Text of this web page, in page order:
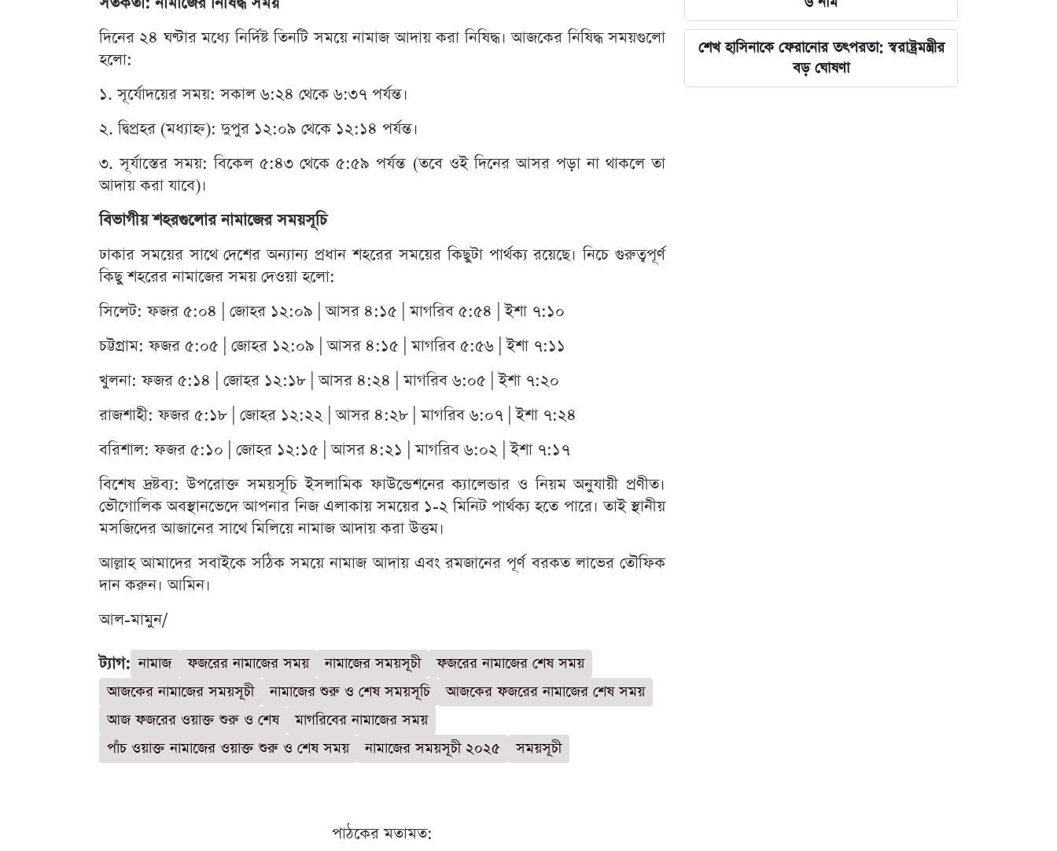
দিনের ২৪ ঘণ্টার মধ্যে নির্দিষ্ট তিনটি সময়ে নামাজ আদায় করা নিষিদ্ধ। আজকের নিষিদ্ধ সময়গুলো
হলো:
১. সূর্যোদয়ের সময়: সকাল ৬:২৪ থেকে ৬:৩৭ পর্যন্ত।
২. দ্বিপ্রহর (মধ্যাহ্ন): দুপুর ১২:০৯ থেকে ১২:১৪ পর্যন্ত।
৩. সূর্যাস্তের সময়: বিকেল ৫:৪৩ থেকে ৫:৫৯ পর্যন্ত (তবে ওই দিনের আসর পড়া না থাকলে তা
আদায় করা যাবে)।
বিভাগীয় শহরগুলোর নামাজের সময়সূচি
ঢাকার সময়ের সাথে দেশের অন্যান্য প্রধান শহরের সময়ের কিছুটা পার্থক্য রয়েছে। নিচে গুরুত্বপূর্ণ
কিছু শহরের নামাজের সময় দেওয়া হলো:
সিলেট: ফজর ৫:০৪ | জোহর ১২:০৯ | আসর ৪:১৫ | মাগরিব ৫:৫৪ | ইশা ৭:১০
চট্টগ্রাম: ফজর ৫:০৫ | জোহর ১২:০৯ | আসর ৪:১৫ | মাগরিব ৫:৫৬ | ইশা ৭:১১
খুলনা: ফজর ৫:১৪ | জোহর ১২:১৮ | আসর ৪:২৪ | মাগরিব ৬:০৫ | ইশা ৭:২০
রাজশাহী: ফজর ৫:১৮ | জোহর ১২:২২ | আসর ৪:২৮ | মাগরিব ৬:০৭ | ইশা ৭:২৪
বরিশাল: ফজর ৫:১০ | জোহর ১২:১৫ | আসর ৪:২১ | মাগরিব ৬:০২ | ইশা ৭:১৭
বিশেষ দ্রষ্টব্য: উপরোক্ত সময়সূচি ইসলামিক ফাউন্ডেশনের ক্যালেন্ডার ও নিয়ম অনুযায়ী প্রণীত।
ভৌগোলিক অবস্থানভেদে আপনার নিজ এলাকায় সময়ের ১-২ মিনিট পার্থক্য হতে পারে। তাই স্থানীয়
মসজিদের আজানের সাথে মিলিয়ে নামাজ আদায় করা উত্তম।
আল্লাহ আমাদের সবাইকে সঠিক সময়ে নামাজ আদায় এবং রমজানের পূর্ণ বরকত লাভের তৌফিক
দান করুন। আমিন।
আল-মামুন/
ট্যাগ: নামাজ ফজরের নামাজের সময় নামাজের সময়সূচী
ফজরের নামাজের শেষ সময়
আজকের নামাজের সময়সূচী
নামাজের শুরু ও শেষ সময়সূচি
আজকের ফজরের নামাজের শেষ সময়
আজ ফজরের ওয়াক্ত শুরু ও শেষ
মাগরিবের নামাজের সময়
পাঁচ ওয়াক্ত নামাজের ওয়াক্ত শুরু ও শেষ সময়
নামাজের সময়সূচী ২০২৫ সময়সূচী
পাঠকের মতামত:
শেখ হাসিনাকে ফেরানোর তৎপরতা: স্বরাষ্ট্রমন্ত্রীর
বড় ঘোষণা